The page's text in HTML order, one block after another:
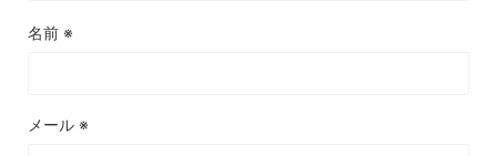
名前 ※
メール ※